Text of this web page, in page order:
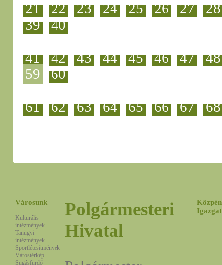
21 22 23 24 25 26 27
28
39
40
41 42 43 44 45 46 47
48
59
60
61 62 63 64 65 66 67 68
Városunk
Kulturális
intézmények
Tanügyi
intézmények
Sportlétesítmények
Várostérkép
Sugásfürdő
Polgármesteri
Hivatal